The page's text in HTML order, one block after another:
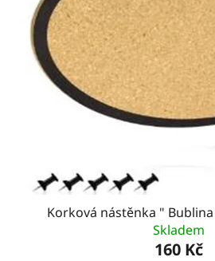
Korková nástěnka "
Skladem
160 Kč